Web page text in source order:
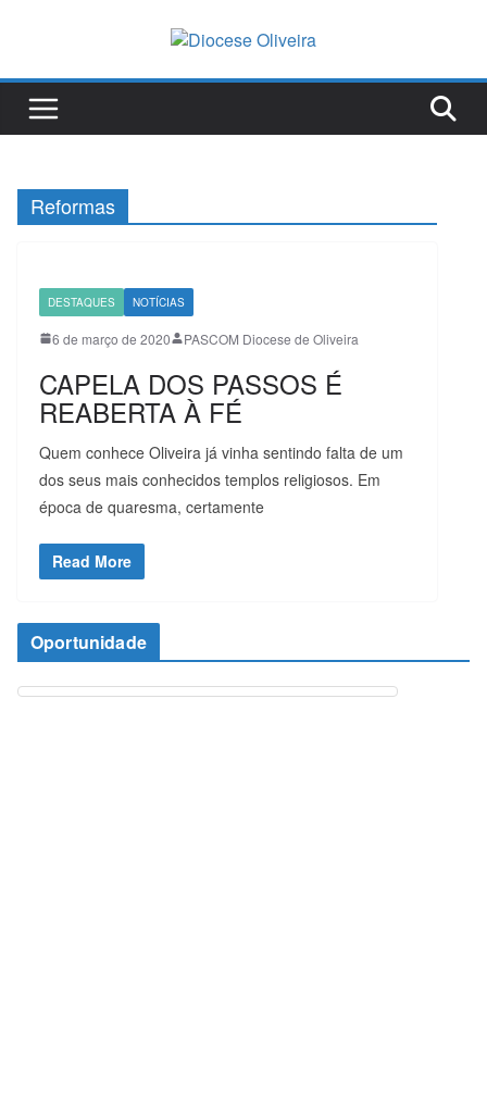
conteúdo
Reformas
DESTAQUES NOTÍCIAS
6 de março de 2020 PASCOM Diocese de Oliveira
CAPELA DOS PASSOS É
REABERTA À FÉ
Quem conhece Oliveira já vinha sentindo falta de um
dos seus mais conhecidos templos religiosos. Em
época de quaresma, certamente
Read More
Oportunidade